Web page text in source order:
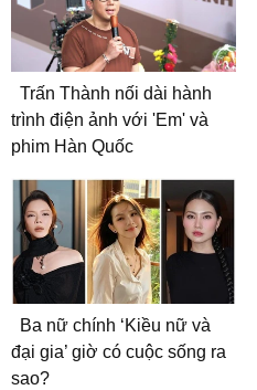
Trấn Thành nối dài hành
trình điện ảnh với 'Em' và
phim Hàn Quốc
Ba nữ chính ‘Kiều nữ và
đại gia’ giờ có cuộc sống ra
sao?